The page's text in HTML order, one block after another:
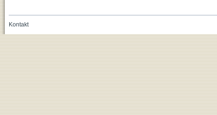
Kontakt